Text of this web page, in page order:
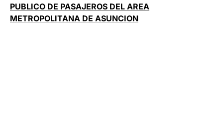
PUBLICO DE PASAJEROS DEL AREA
METROPOLITANA DE ASUNCION